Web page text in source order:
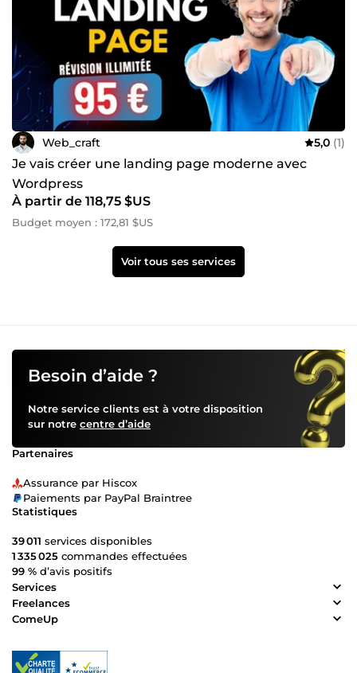
Web_craft 5,0 (1)
Je vais créer une landing page moderne avec
Wordpress
À partir de 118,75 $US
Budget moyen : 172,81 $US
Voir tous ses services
Besoin d’aide ?
Notre service clients est à votre disposition
sur notre centre d’aide
Partenaires
Assurance par Hiscox
Paiements par PayPal Braintree
Statistiques
39 011 services disponibles
1 335 025 commandes effectuées
99 % d’avis positifs
Services
Freelances
ComeUp